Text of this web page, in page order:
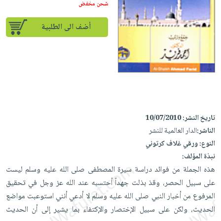
إختياراتنا
كتب
أكاديمية
صندوق
القراءة
iKitab
بلا
أسئلة
يتكرر
iKitab
على
Android
تحميل
iKitab
على
Apple
أسئلة
يتكرر
طرحها
تحميل
masmu3
على
masmu3
على
Apple
المواضيع
الأكثر
إختياراتنا
وسائل
القراءة
جوائز
تعليمية
الشخصية
جديد
أجهزة
العناية
الشخصية
العناية
وتصفيف
الشعر
العناية
بالجسم
المطبخ
والسفرة
الكل
أواني
الطهي
أدوات
متجر
الهدايا
أقسام
شحن مخفض
أضف الى الطلبية
تاريخ النشر:10/07/2010
الناشر:الدار العالمية للنشر
النوع:ورقي غلاف كرتوني
نبذة المؤلف:
هذه الجملة من فوائد دراسة سيرة المصطفى صلى الله عليه وسلم ليست
على سبيل الحصر، وقذ بذلت جهداً أحتسبه عند الله عز وجل في تحقيق
المرفوع من أخبار النبي صلى الله عليه وسلم لا أدعي أنني استوعبت مواضع
الحديث، ولكن على سبيل الإختصار والإكتفاء بما يشير إلى أن الحديث